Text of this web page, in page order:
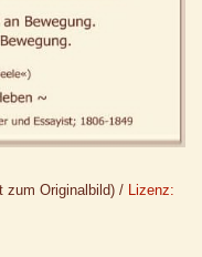
zum Originalbild) / Lizenz: